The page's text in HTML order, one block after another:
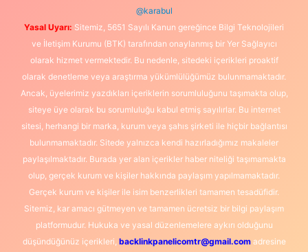
@karabul
Yasal Uyarı: Sitemiz, 5651 Sayılı Kanun gereğince Bilgi Teknolojileri
ve İletişim Kurumu (BTK) tarafından onaylanmış bir Yer Sağlayıcı
olarak hizmet vermektedir. Bu nedenle, sitedeki içerikleri proaktif
olarak denetleme veya araştırma yükümlülüğümüz bulunmamaktadır.
Ancak, üyelerimiz yazdıkları içeriklerin sorumluluğunu taşımakta olup,
siteye üye olarak bu sorumluluğu kabul etmiş sayılırlar. Bu internet
sitesi, herhangi bir marka, kurum veya şahıs şirketi ile hiçbir bağlantısı
bulunmamaktadır. Sitede yalnızca kendi hazırladığımız makaleler
paylaşılmaktadır. Burada yer alan içerikler haber niteliği taşımamakta
olup, gerçek kurum ve kişiler hakkında paylaşım yapılmamaktadır.
Gerçek kurum ve kişiler ile isim benzerlikleri tamamen tesadüfidir.
Sitemiz, kar amacı gütmeyen ve tamamen ücretsiz bir bilgi paylaşım
platformudur. Hukuka ve yasal düzenlemelere aykırı olduğunu
düşündüğünüz içerikleri, backlinkpanelicomtr@gmail.comadresine